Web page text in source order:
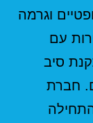
וגרמה
עם
סיב
חברת